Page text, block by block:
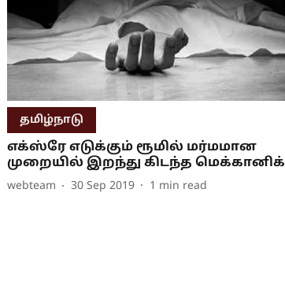
தமிழ்நாடு
எக்ஸ்ரே எடுக்கும் ரூமில் மர்மமான
முறையில் இறந்து கிடந்த மெக்கானிக்
webteam 30 Sep 2019 1 min read